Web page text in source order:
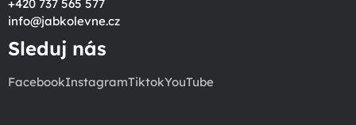
+420 737 565 577
info@jabkolevne.cz
Sleduj nás
FacebookInstagramTiktokYouTube